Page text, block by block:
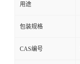
用途
包装规格
CAS编号